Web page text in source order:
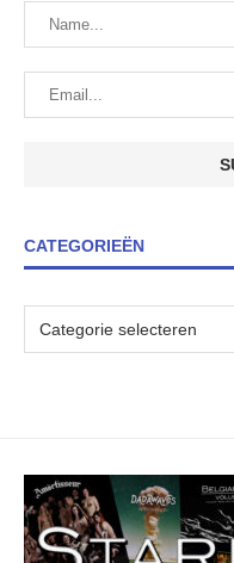
CATEGORIEËN